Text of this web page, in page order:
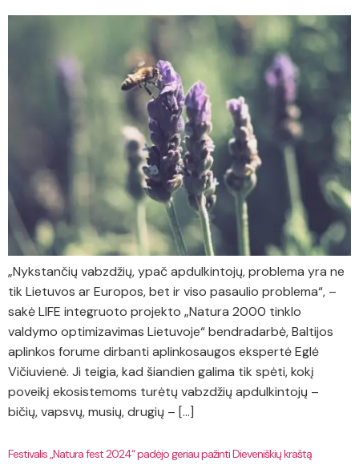
„Nykstančių vabzdžių, ypač apdulkintojų, problema yra ne
tik Lietuvos ar Europos, bet ir viso pasaulio problema“, –
sakė LIFE integruoto projekto „Natura 2000 tinklo
valdymo optimizavimas Lietuvoje“ bendradarbė, Baltijos
aplinkos forume dirbanti aplinkosaugos ekspertė Eglė
Vičiuvienė. Ji teigia, kad šiandien galima tik spėti, kokį
poveikį ekosistemoms turėtų vabzdžių apdulkintojų –
bičių, vapsvų, musių, drugių – […]
Festivalis „Natura fest 2024“ padėjo geriau pažinti Dieveniškių kraštą